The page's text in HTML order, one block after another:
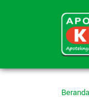
Beranda